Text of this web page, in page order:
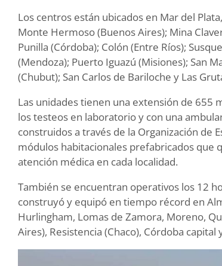
Los centros están ubicados en Mar del
Monte Hermoso (Buenos Aires); Mina
Punilla (Córdoba); Colón (Entre Ríos);
(Mendoza); Puerto Iguazú (Misiones); San
(Chubut); San Carlos de Bariloche y Las
Las unidades tienen una extensión de 655
los testeos en laboratorio y con una
construidos a través de la Organización de
módulos habitacionales prefabricados que
atención médica en cada localidad.
También se encuentran operativos los 12
construyó y equipó en tiempo récord en
Hurlingham, Lomas de Zamora, Moreno,
Aires), Resistencia (Chaco), Córdoba capital